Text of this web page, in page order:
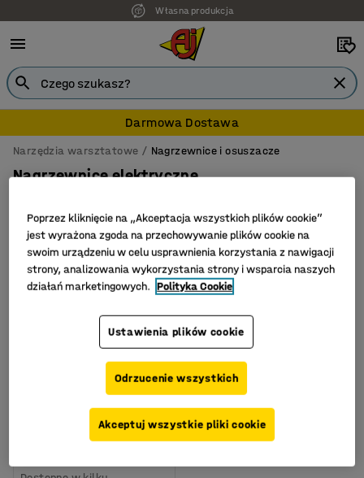
Własna produkcja
Darmowa Dostawa
Narzędzia warsztatowe Nagrzewnice i osuszacze
Nagrzewnice elektryczne
Filtruj Sortuj
Liczba produktów: 1
Poprzez kliknięcie na „Akceptacja wszystkich plików cookie”
jest wyrażona zgoda na przechowywanie plików cookie na
swoim urządzeniu w celu usprawnienia korzystania z nawigacji
strony, analizowania wykorzystania strony i wsparcia naszych
działań marketingowych. Polityka Cookie
Ustawienia plików cookie
Odrzucenie wszystkich
Akceptuj wszystkie pliki cookie